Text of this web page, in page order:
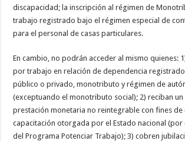
discapacidad; la inscripción al régimen de
trabajo registrado bajo el régimen especial de
para el personal de casas particulares.
En cambio, no podrán acceder al mismo quienes:
por trabajo en relación de dependencia
público o privado, monotributo y régimen de
(exceptuando el monotributo social); 2) reciban
prestación monetaria no reintegrable con fines de
capacitación otorgada por el Estado nacional (por
del Programa Potenciar Trabajo); 3) cobren